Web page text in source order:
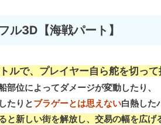
ル3D【海戦パート】
ルで、プレイヤー自ら舵を切って
位によってダメージが変動したり、
たりとブラゲーとは思えない白熱した
と新しい街を解放し、交易の幅を広げ